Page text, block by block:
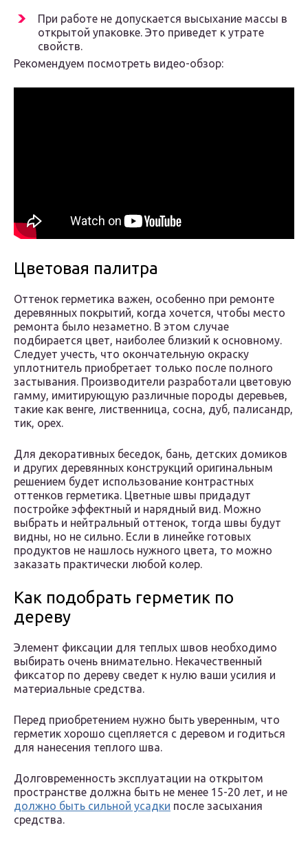
При работе не допускается высыхание массы в
открытой упаковке. Это приведет к утрате
свойств.
Рекомендуем посмотреть видео-обзор:
Цветовая палитра
Оттенок герметика важен, особенно при ремонте
деревянных покрытий, когда хочется, чтобы место
ремонта было незаметно. В этом случае
подбирается цвет, наиболее близкий к основному.
Следует учесть, что окончательную окраску
уплотнитель приобретает только после полного
застывания. Производители разработали цветовую
гамму, имитирующую различные породы деревьев,
такие как венге, лиственница, сосна, дуб, палисандр,
тик, орех.
Для декоративных беседок, бань, детских домиков
и других деревянных конструкций оригинальным
решением будет использование контрастных
оттенков герметика. Цветные швы придадут
постройке эффектный и нарядный вид. Можно
выбрать и нейтральный оттенок, тогда швы будут
видны, но не сильно. Если в линейке готовых
продуктов не нашлось нужного цвета, то можно
заказать практически любой колер.
Как подобрать герметик по
дереву
Элемент фиксации для теплых швов необходимо
выбирать очень внимательно. Некачественный
фиксатор по дереву сведет к нулю ваши усилия и
материальные средства.
Перед приобретением нужно быть уверенным, что
герметик хорошо сцепляется с деревом и годиться
для нанесения теплого шва.
Долговременность эксплуатации на открытом
пространстве должна быть не менее 15-20 лет, и не
должно быть сильной усадки после засыхания
средства.